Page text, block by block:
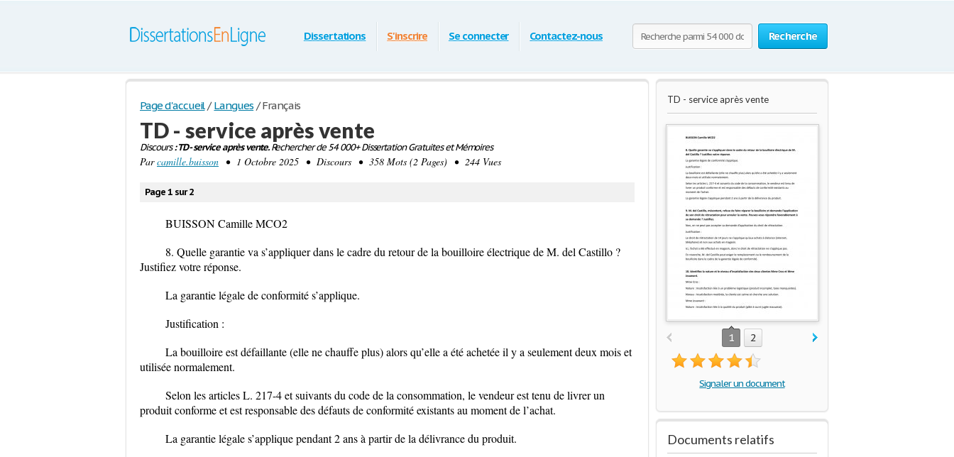
Recherche
Dissertations S'inscrire Se connecter Contactez-nous
Page d'accueil / Langues /Français
TD - service après vente
Discours: TD - service après vente.Rechercher de 54 000+ Dissertation Gratuites et Mémoires
Parcamille.buisson • 1 Octobre 2025 • Discours • 358 Mots (2 Pages) • 244 Vues
Page 1 sur 2
BUISSON Camille MCO2
8. Quelle garantie va s’appliquer dans le cadre du retour de la bouilloire électrique de M. del Castillo ?
Justifiez votre réponse.
La garantie légale de conformité s’applique.
Justification :
La bouilloire est défaillante (elle ne chauffe plus) alors qu’elle a été achetée il y a seulement deux mois et
utilisée normalement.
Selon les articles L. 217-4 et suivants du code de la consommation, le vendeur est tenu de livrer un
produit conforme et est responsable des défauts de conformité existants au moment de l’achat.
La garantie légale s’applique pendant 2 ans à partir de la délivrance du produit.
TD - service après vente
1 2
Signaler un document
Documents relatifs